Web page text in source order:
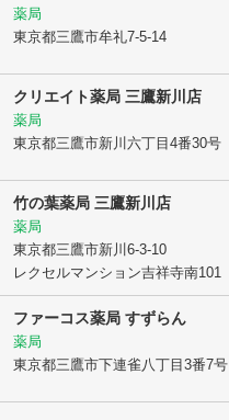
薬局
東京都三鷹市牟礼7-5-14
クリエイト薬局 三鷹新川店
薬局
東京都三鷹市新川六丁目4番30号
竹の葉薬局 三鷹新川店
薬局
東京都三鷹市新川6-3-10
レクセルマンション吉祥寺南101
ファーコス薬局 すずらん
薬局
東京都三鷹市下連雀八丁目3番7号